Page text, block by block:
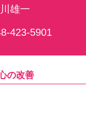
雄一
423-5901
の改善